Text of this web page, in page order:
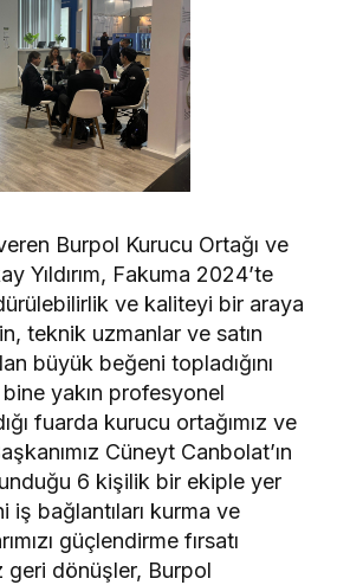
Burpol Kurucu Ortağı ve
Yıldırım, Fakuma 2024’te
ve kaliteyi bir araya
teknik uzmanlar ve satın
büyük beğeni topladığını
yakın profesyonel
fuarda kurucu ortağımız ve
Cüneyt Canbolat’ın
6 kişilik bir ekiple yer
iş bağlantıları kurma ve
güçlendirme fırsatı
geri dönüşler, Burpol